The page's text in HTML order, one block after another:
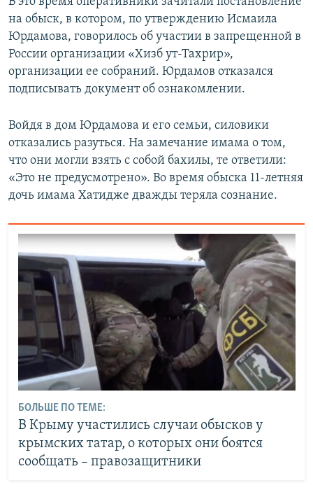
на обыск, в котором, по утверждению Исмаила
Юрдамова, говорилось об участии в запрещенной в
России организации «Хизб ут-Тахрир»,
организации ее собраний. Юрдамов отказался
подписывать документ об ознакомлении.
Войдя в дом Юрдамова и его семьи, силовики
отказались разуться. На замечание имама о том,
что они могли взять с собой бахилы, те ответили:
«Это не предусмотрено». Во время обыска 11-летняя
дочь имама Хатидже дважды теряла сознание.
БОЛЬШЕ ПО ТЕМЕ:
В Крыму участились случаи обысков у
крымских татар, о которых они боятся
сообщать – правозащитники